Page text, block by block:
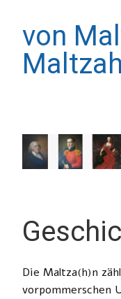
von
Die Maltza(h)n
vorpommerschen